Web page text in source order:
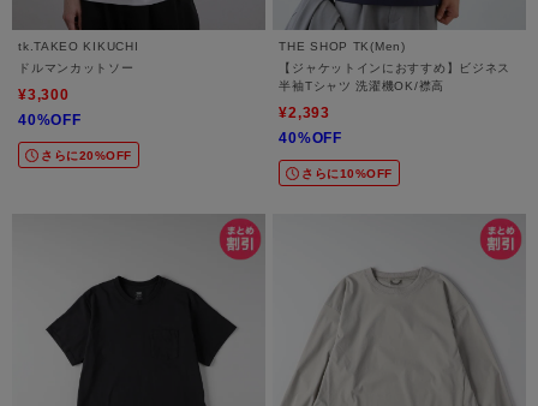
tk.TAKEO KIKUCHI
ドルマンカットソー
¥3,300
40%OFF
さらに20%OFF
THE SHOP TK(Men)
【ジャケットインにおすすめ】ビジネス
半袖Tシャツ 洗濯機OK/襟高
¥2,393
40%OFF
さらに10%OFF